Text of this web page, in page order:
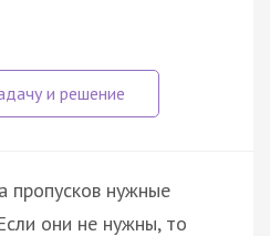
пропусков нужные
они не нужны, то